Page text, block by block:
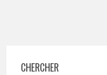
CHERCHER